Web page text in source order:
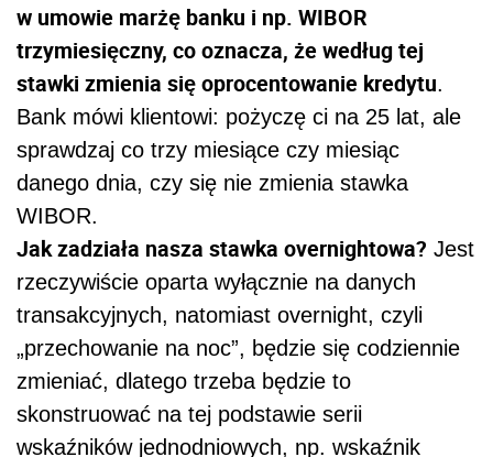
w umowie marżę banku i np. WIBOR
trzymiesięczny, co oznacza, że według tej
stawki zmienia się oprocentowanie kredytu.
Bank mówi klientowi: pożyczę ci na 25 lat, ale
sprawdzaj co trzy miesiące czy miesiąc
danego dnia, czy się nie zmienia stawka
WIBOR.
Jak zadziała nasza stawka overnightowa? Jest
rzeczywiście oparta wyłącznie na danych
transakcyjnych, natomiast overnight, czyli
„przechowanie na noc”, będzie się codziennie
zmieniać, dlatego trzeba będzie to
skonstruować na tej podstawie serii
wskaźników jednodniowych, np. wskaźnik